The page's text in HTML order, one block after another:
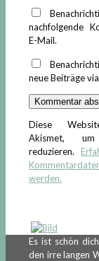
nachfolgende
E-Mail.
neue Beiträge
Diese
Akismet,
reduzieren.
werden.
Es ist schön
den irre langen